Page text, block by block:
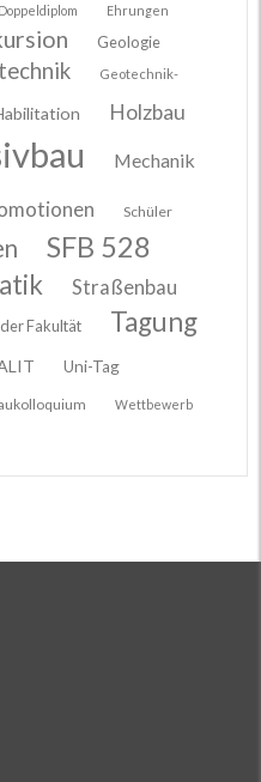
Doppeldiplom Ehrungen
Geologie
Geotechnik-
Holzbau
Mechanik
Schüler
SFB 528
Straßenbau
Fakultät Tagung
Uni-Tag
Wettbewerb